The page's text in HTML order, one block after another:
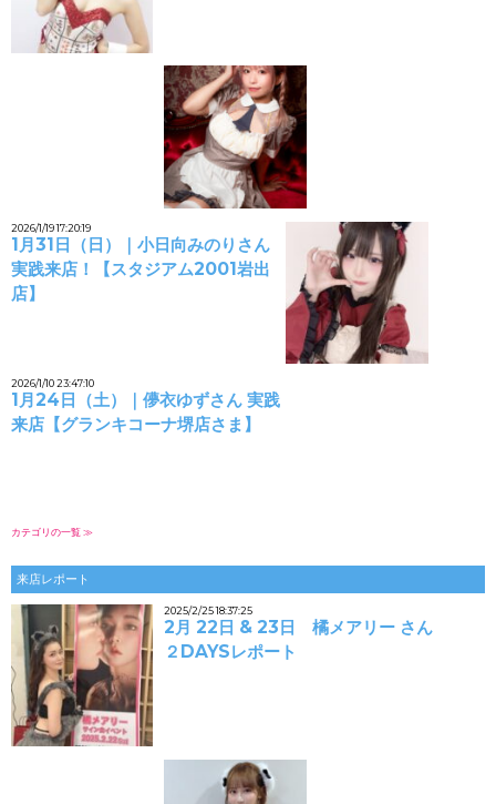
2026/1/19 17:20:19
1月31日（日）｜小日向みのりさん
実践来店！【スタジアム2001岩出
店】
2026/1/10 23:47:10
1月24日（土）｜儚衣ゆずさん 実践
来店【グランキコーナ堺店さま】
カテゴリの一覧 ≫
来店レポート
2025/2/25 18:37:25
2月 22日 & 23日 橘メアリー さん
２DAYSレポート